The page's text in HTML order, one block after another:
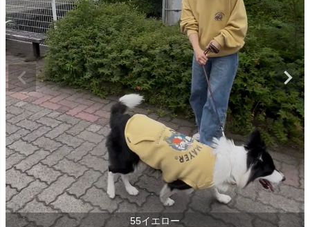
55イエロー